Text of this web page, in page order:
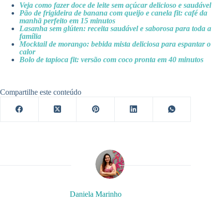
Veja como fazer doce de leite sem açúcar delicioso e saudável
Pão de frigideira de banana com queijo e canela fit: café da
manhã perfeito em 15 minutos
Lasanha sem glúten: receita saudável e saborosa para toda a
família
Mocktail de morango: bebida mista deliciosa para espantar o
calor
Bolo de tapioca fit: versão com coco pronta em 40 minutos
Compartilhe este conteúdo
Daniela Marinho